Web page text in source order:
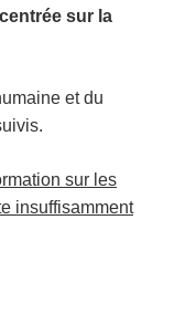
sur la
et du
sur les
insuffisamment